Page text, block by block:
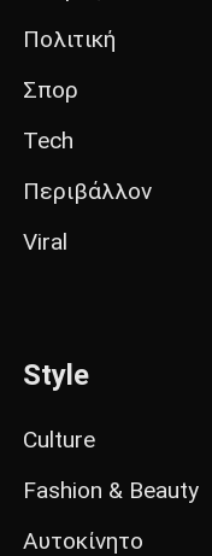
Πολιτική
Σπορ
Tech
Περιβάλλον
Viral
Style
Culture
Fashion & Beauty
Αυτοκίνητο